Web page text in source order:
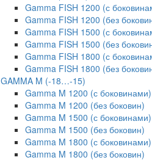
Gamma FISH 1200 (с
Gamma FISH 1200 (без
Gamma FISH 1500 (с
Gamma FISH 1500 (без
Gamma FISH 1800 (с
Gamma FISH 1800 (без
GAMMA M (-18…-15)
Gamma M 1200 (с боковинами)
Gamma M 1200 (без боковин)
Gamma M 1500 (с боковинами)
Gamma M 1500 (без боковин)
Gamma M 1800 (с боковинами)
Gamma M 1800 (без боковин)